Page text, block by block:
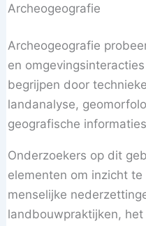
Archeogeografie
Archeogeografie
en
begrijpen door
landanalyse,
geografische
Onderzoekers op dit
elementen om inzicht
menselijke
landbouwpraktijken,